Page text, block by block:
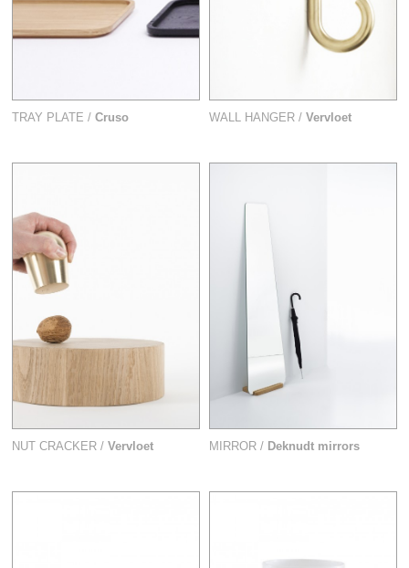
TRAY PLATE / Cruso WALL HANGER / Vervloet
NUT CRACKER / Vervloet MIRROR / Deknudt mirrors